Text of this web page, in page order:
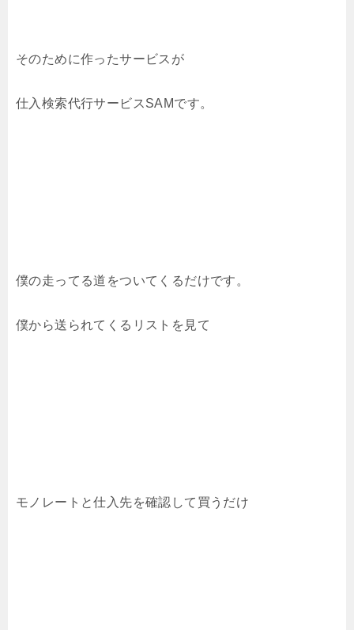
そのために作ったサービスが
仕入検索代行サービスSAMです。
僕の走ってる道をついてくるだけです。
僕から送られてくるリストを見て
モノレートと仕入先を確認して買うだけ